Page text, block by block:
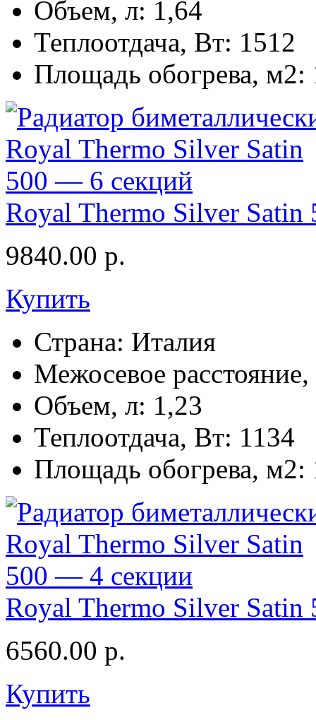
Объем, л: 1,64
Теплоотдача, Вт: 1512
Площадь обогрева, м2:
Royal Thermo Silver
9840.00 р.
Купить
Страна: Италия
Межосевое
Объем, л: 1,23
Теплоотдача, Вт: 1134
Площадь обогрева, м2:
Royal Thermo Silver
6560.00 р.
Купить